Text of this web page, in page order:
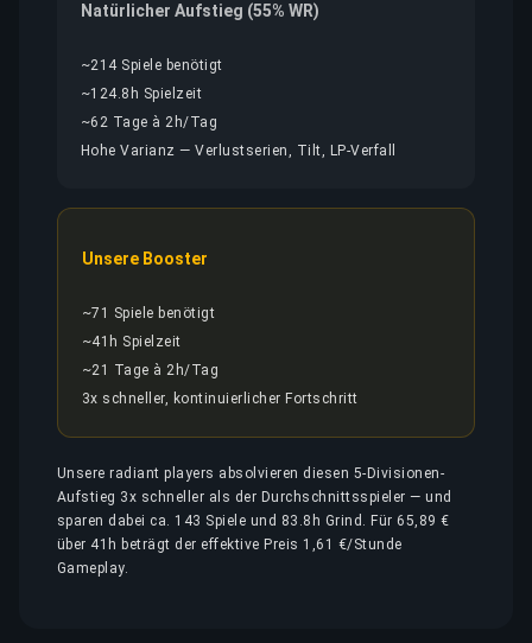
Natürlicher Aufstieg (55% WR)
~214 Spiele benötigt
~124.8h Spielzeit
~62 Tage à 2h/Tag
Hohe Varianz — Verlustserien, Tilt, LP-Verfall
Unsere Booster
~71 Spiele benötigt
~41h Spielzeit
~21 Tage à 2h/Tag
3x schneller, kontinuierlicher Fortschritt
Unsere radiant players absolvieren diesen 5-Divisionen-
Aufstieg 3x schneller als der Durchschnittsspieler — und
sparen dabei ca. 143 Spiele und 83.8h Grind. Für 65,89 €
über 41h beträgt der effektive Preis 1,61 €/Stunde
Gameplay.